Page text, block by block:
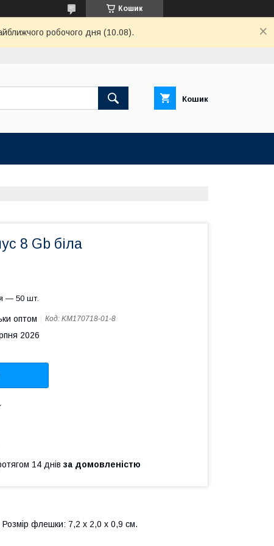
Кошик
робочого дня (10.08).
Кошик
8 Gb біла
— 50 шт.
оптом Код: KM170718-01-8
2026
14 днів за домовленістю
Розмір флешки: 7,2 х 2,0 х 0,9 см.